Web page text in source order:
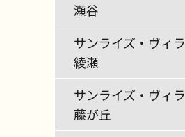
瀬谷
サンライズ・ヴィラ
綾瀬
サンライズ・ヴィラ
藤が丘